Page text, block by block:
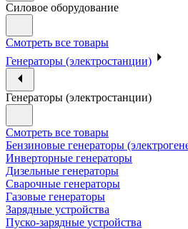
Силовое оборудование
Смотреть все товары
Генераторы (электростанции)
Генераторы (электростанции)
Смотреть все товары
Бензиновые генераторы
Инверторные генераторы
Дизельные генераторы
Сварочные генераторы
Газовые генераторы
Зарядные устройства
Пуско-зарядные устройства